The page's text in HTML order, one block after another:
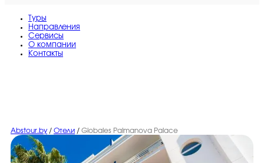
Туры
Направления
Сервисы
O компании
Контакты
Abstour.by / Отели / Globales Palmanova Palace